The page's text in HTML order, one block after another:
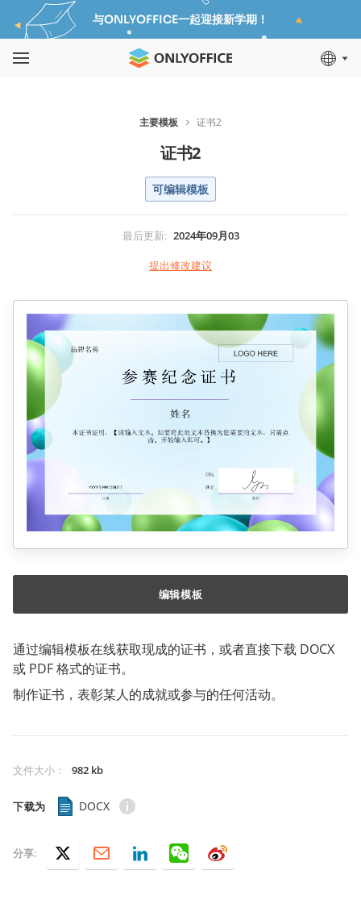
与ONLYOFFICE一起迎接新学期！
主要模板 证书2
证书2
可编辑模板
最后更新: 2024年09月03
提出修改建议
通过编辑模板在线获取现成的证书，或者直接下载 DOCX
或 PDF 格式的证书。
制作证书，表彰某人的成就或参与的任何活动。
文件大小 ： 982 kb
下载为 DOCX
编辑模板
分享: